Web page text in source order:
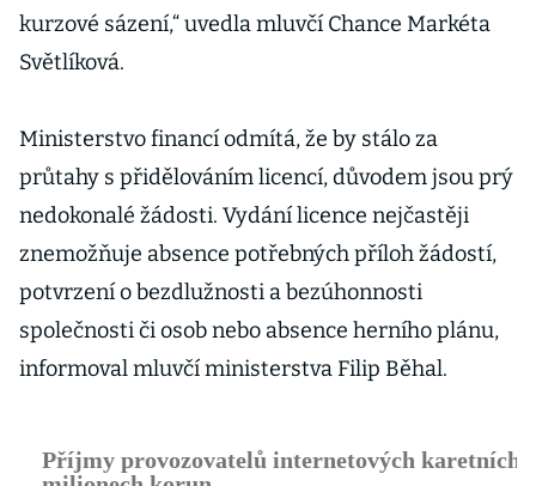
kurzové sázení,“ uvedla mluvčí Chance Markéta
Světlíková.
Ministerstvo financí odmítá, že by stálo za
průtahy s přidělováním licencí, důvodem jsou prý
nedokonalé žádosti. Vydání licence nejčastěji
znemožňuje absence potřebných příloh žádostí,
potvrzení o bezdlužnosti a bezúhonnosti
společnosti či osob nebo absence herního plánu,
informoval mluvčí ministerstva Filip Běhal.